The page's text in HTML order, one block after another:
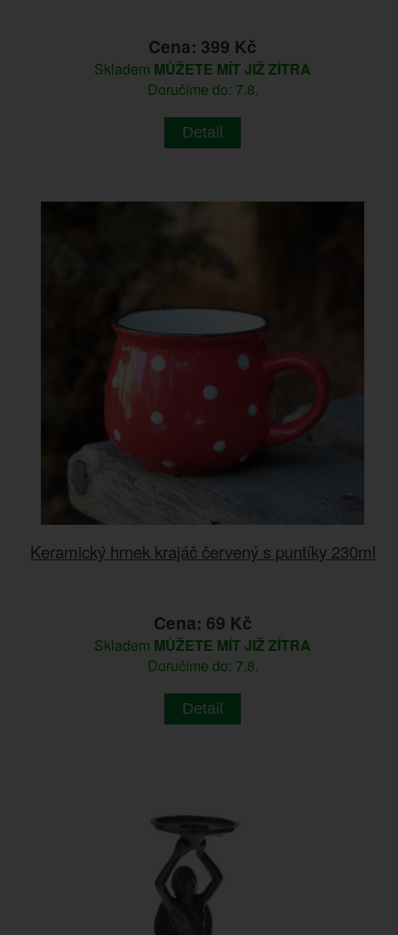
Cena: 399 Kč
Skladem MŮŽETE MÍT JIŽ ZÍTRA
Doručíme do: 7.8.
Detail
Keramický hrnek krajáč červený s puntíky 230ml
Cena: 69 Kč
Skladem MŮŽETE MÍT JIŽ ZÍTRA
Doručíme do: 7.8.
Detail